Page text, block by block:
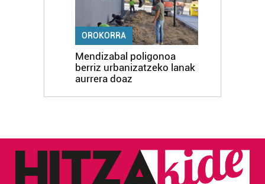
OROKORRA
Mendizabal poligonoa
berriz urbanizatzeko lanak
aurrera doaz